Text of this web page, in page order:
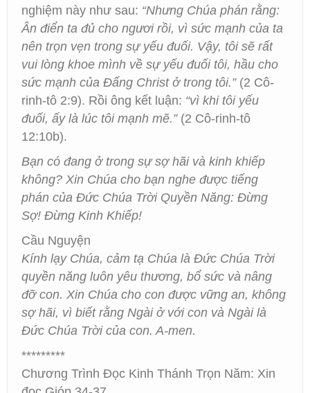
nghiệm này như sau: “Nhưng Chúa phán rằng:
Ân điển ta đủ cho ngươi rồi, vì sức mạnh của ta
nên trọn vẹn trong sự yếu đuối. Vậy, tôi sẽ rất
vui lòng khoe mình về sự yếu đuối tôi, hầu cho
sức mạnh của Đấng Christ ở trong tôi.”(2 Cô-
rinh-tô 2:9). Rồi ông kết luận: “vì khi tôi yếu
đuối, ấy là lúc tôi mạnh mẽ.”(2 Cô-rinh-tô
12:10b).
Bạn có đang ở trong sự sợ hãi và kinh khiếp
không? Xin Chúa cho bạn nghe được tiếng
phán của Đức Chúa Trời Quyền Năng: Đừng
Sợ! Đừng Kinh Khiếp!
Cầu Nguyện
Kính lạy Chúa, cảm tạ Chúa là Đức Chúa Trời
quyền năng luôn yêu thương, bổ sức và nâng
đỡ con. Xin Chúa cho con được vững an, không
sợ hãi, vì biết rằng Ngài ở với con và Ngài là
Đức Chúa Trời của con. A-men.
*********
Chương Trình Đọc Kinh Thánh Trọn Năm: Xin